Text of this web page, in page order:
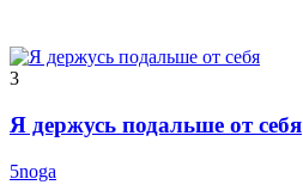
3
Я держусь подальше от себя
5noga